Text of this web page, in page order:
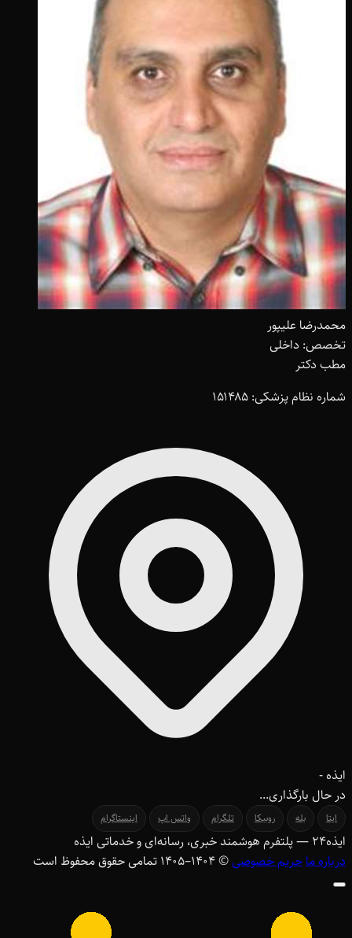
محمدرضا علیپور
تخصص: داخلی
مطب دکتر
شماره نظام پزشکی: ۱۵۱۴۸۵
ایذه -
در حال بارگذاری...
ایتا بله روبیکا تلگرام واتس اپ اینستاگرام
ایذه۲۴ — پلتفرم هوشمند خبری، رسانه‌ای و خدماتی ایذه
درباره ماحریم خصوصی© ۱۴۰۴–1405 تمامی حقوق محفوظ است